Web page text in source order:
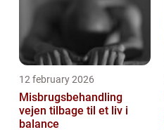
12 february 2026
Misbrugsbehandling
vejen tilbage til et liv i
balance